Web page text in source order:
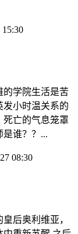
15:30
的学院生活是苦
发小时温关系的
死亡的气息笼罩
谁？？...
08:30
后奥利维亚，